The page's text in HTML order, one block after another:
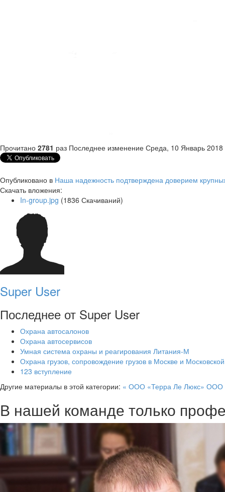
Прочитано 2781 раз Последнее изменение Среда, 10 Январь 2018
Опубликовано в Наша надежность подтверждена доверием
Скачать вложения:
In-group.jpg (1836 Скачиваний)
Super User
Последнее от Super User
Охрана автосалонов
Охрана автосервисов
Умная система охраны и реагирования Литания-М
Охрана грузов, сопровождение грузов в Москве и
123 вступление
Другие материалы в этой категории: « ООО «Терра Ле Люкс» ООО
В нашей команде только